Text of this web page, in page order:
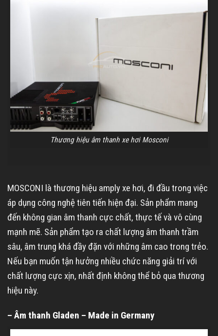
Thương hiệu âm thanh xe hơi Mosconi
MOSCONI là thương hiệu amply xe hơi, đi đầu trong việc
áp dụng công nghệ tiên tiến hiện đại. Sản phẩm mang
đến không gian âm thanh cực chất, thực tế và vô cùng
mạnh mẽ. Sản phẩm tạo ra chất lượng âm thanh trầm
sâu, âm trung khá đầy đặn với những âm cao trong trẻo.
Nếu bạn muốn tận hưởng nhiều chức năng giải trí với
chất lượng cực xịn, nhất định không thể bỏ qua thương
hiệu này.
– Âm thanh Gladen – Made in Germany